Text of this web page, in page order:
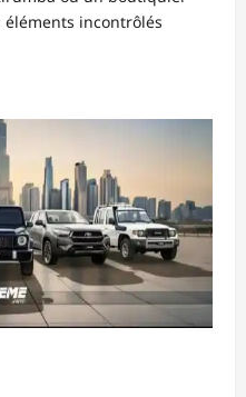
incontrôlés